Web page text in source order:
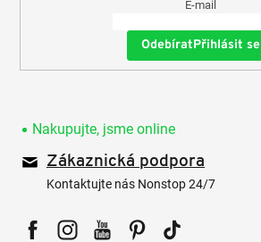
E-mail
Přihlásit se
Nakupujte, jsme online
Zákaznická podpora
Kontaktujte nás Nonstop 24/7